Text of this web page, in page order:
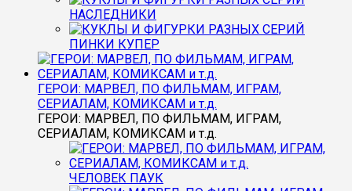
НАСЛЕДНИКИ
ПИНКИ КУПЕР
ГЕРОИ: МАРВЕЛ, ПО ФИЛЬМАМ, ИГРАМ,
СЕРИАЛАМ, КОМИКСАМ и т.д.
ГЕРОИ: МАРВЕЛ, ПО ФИЛЬМАМ, ИГРАМ,
СЕРИАЛАМ, КОМИКСАМ и т.д.
ЧЕЛОВЕК ПАУК